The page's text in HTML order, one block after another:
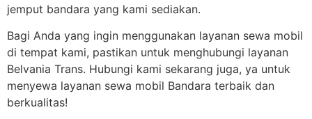
jemput bandara yang kami sediakan.
Bagi Anda yang ingin menggunakan layanan sewa mobil
di tempat kami, pastikan untuk menghubungi layanan
Belvania Trans. Hubungi kami sekarang juga, ya untuk
menyewa layanan sewa mobil Bandara terbaik dan
berkualitas!